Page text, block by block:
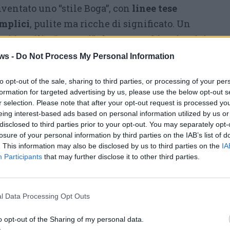
- Do Not Process My Personal Information
opt-out of the sale, sharing to third parties, or processing of your
for targeted advertising by us, please use the below opt-out
selection. Please note that after your opt-out request is processed
interest-based ads based on personal information utilized by us
to third parties prior to your opt-out. You may separately
of your personal information by third parties on the IAB’s list of
This information may also be disclosed by us to third parties on the
Participants that may further disclose it to other third parties.
Data Processing Opt Outs
opt-out of the Sharing of my personal data.
uno “stile Boga”, con linee tese
, pulite ma ricche di significato. Un
inutili e “pesanti” che crea ambienti unici
sensazione di spazio e liberta’ la fanno da
a scoprire ed importare arredi etnici
anch’essi parte funzionale e non
ad offrire la possibilità di creare
di
al design particolari sfumature
risulti il regista della propria casa».